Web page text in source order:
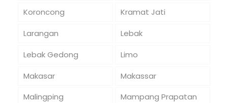
Koroncong
Kramat Jati
Larangan
Lebak
Lebak Gedong
Limo
Makasar
Makassar
Malingping
Mampang Prapatan